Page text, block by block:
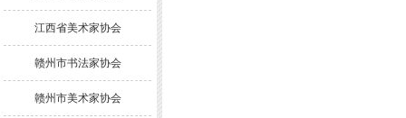
江西省美术家协会
赣州市书法家协会
赣州市美术家协会